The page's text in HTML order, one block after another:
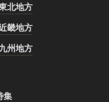
北地方
畿地方
九州地方
集